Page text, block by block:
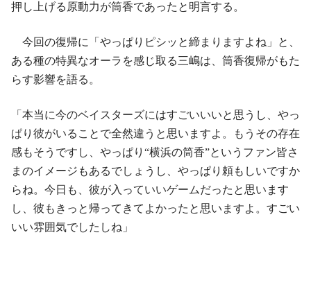
押し上げる原動力が筒香であったと明言する。
今回の復帰に「やっぱりピシッと締まりますよね」と、
ある種の特異なオーラを感じ取る三嶋は、筒香復帰がもた
らす影響を語る。
「本当に今のベイスターズにはすごいいいと思うし、やっ
ぱり彼がいることで全然違うと思いますよ。もうその存在
感もそうですし、やっぱり“横浜の筒香”というファン皆さ
まのイメージもあるでしょうし、やっぱり頼もしいですか
らね。今日も、彼が入っていいゲームだったと思います
し、彼もきっと帰ってきてよかったと思いますよ。すごい
いい雰囲気でしたしね」